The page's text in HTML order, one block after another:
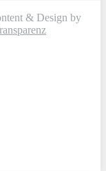
& Design by